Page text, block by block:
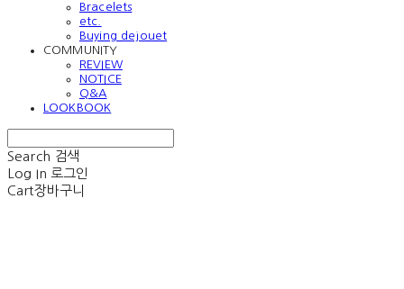
Bracelets
etc.
Buying dejouet
COMMUNITY
REVIEW
NOTICE
Q&A
LOOKBOOK
Search 검색
Log In 로그인
Cart장바구니